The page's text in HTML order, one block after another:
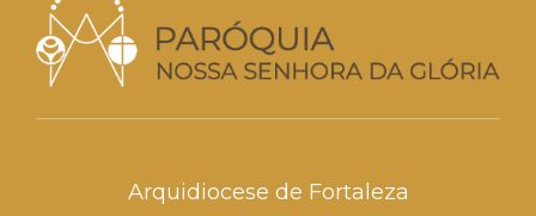
Arquidiocese de Fortaleza